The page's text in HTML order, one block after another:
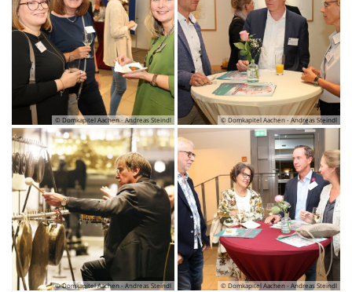
© Domkapitel Aachen - Andreas Steindl © Domkapitel Aachen - Andreas Steindl
© Domkapitel Aachen - Andreas Steindl © Domkapitel Aachen - Andreas Steindl